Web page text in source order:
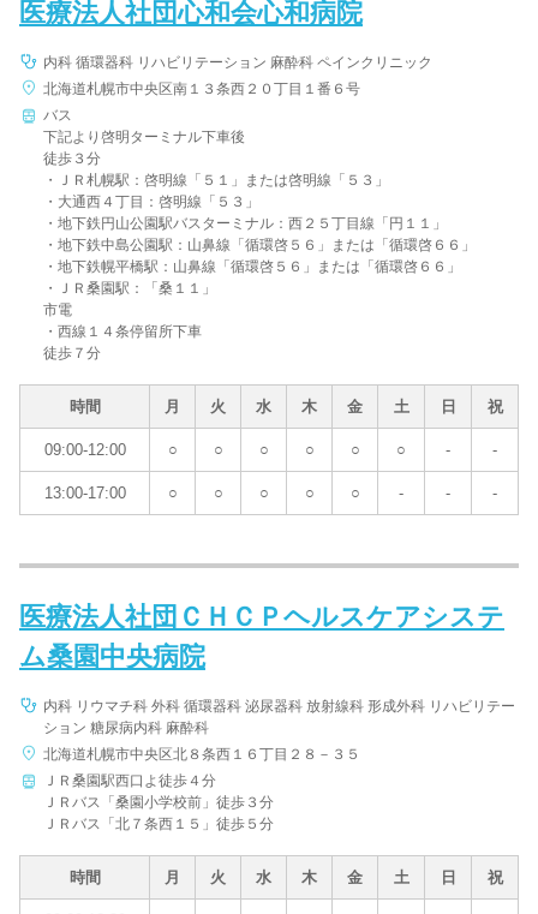
医療法人社団心和会心和病院
内科 循環器科 リハビリテーション 麻酔科 ペインクリニック
北海道札幌市中央区南１３条西２０丁目１番６号
バス
下記より啓明ターミナル下車後
徒歩３分
・ＪＲ札幌駅：啓明線「５１」または啓明線「５３」
・大通西４丁目：啓明線「５３」
・地下鉄円山公園駅バスターミナル：西２５丁目線「円１１」
・地下鉄中島公園駅：山鼻線「循環啓５６」または「循環啓６６」
・地下鉄幌平橋駅：山鼻線「循環啓５６」または「循環啓６６」
・ＪＲ桑園駅：「桑１１」
市電
・西線１４条停留所下車
徒歩７分
時間 月 火 水 木 金 土 日 祝
09:00-12:00 ○ ○ ○ ○ ○ ○ - -
13:00-17:00 ○ ○ ○ ○ ○ - - -
医療法人社団ＣＨＣＰヘルスケアシステ
ム桑園中央病院
内科 リウマチ科 外科 循環器科 泌尿器科 放射線科 形成外科 リハビリテー
ション 糖尿病内科 麻酔科
北海道札幌市中央区北８条西１６丁目２８－３５
ＪＲ桑園駅西口よ徒歩４分
ＪＲバス「桑園小学校前」徒歩３分
ＪＲバス「北７条西１５」徒歩５分
時間 月 火 水 木 金 土 日 祝